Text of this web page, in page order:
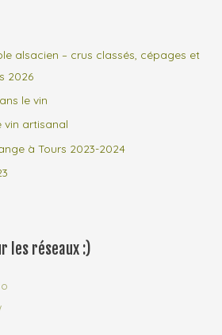
alsacien – crus classés, cépages et
2026
le vin
vin artisanal
à Tours 2023-2024
les réseaux :)